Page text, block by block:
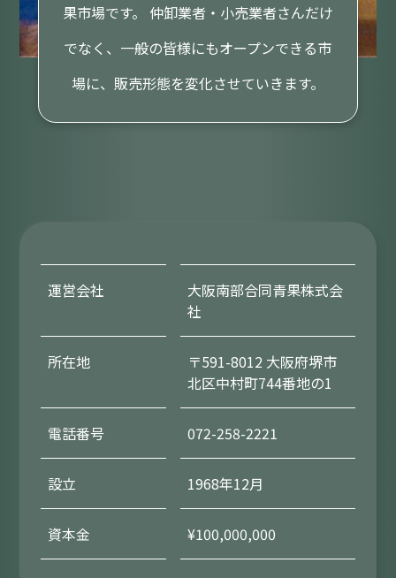
果市場です。 仲卸業者・小売業者さんだけ
でなく、一般の皆様にもオープンできる市
場に、販売形態を変化させていきます。
運営会社
大阪南部合同青果株式会
社
所在地
〒591-8012 大阪府堺市
北区中村町744番地の1
電話番号 072-258-2221
設立 1968年12月
資本金 ¥100,000,000